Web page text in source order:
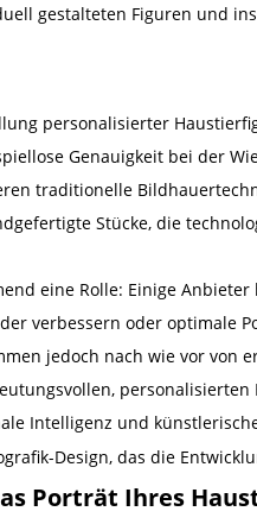
gestalteten Figuren und
personalisierter
Genauigkeit bei der
traditionelle
Stücke, die
eine Rolle: Einige Anbieter
verbessern oder optimale
jedoch nach wie vor von
Intelligenz und
Porträt Ihres